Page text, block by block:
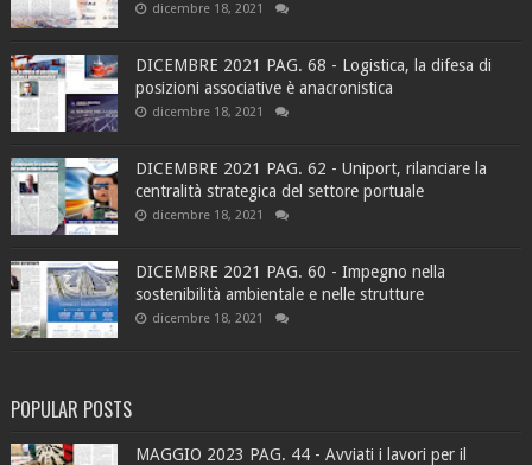
dicembre 18, 2021
DICEMBRE 2021 PAG. 68 - Logistica, la difesa di
posizioni associative è anacronistica
dicembre 18, 2021
DICEMBRE 2021 PAG. 62 - Uniport, rilanciare la
centralità strategica del settore portuale
dicembre 18, 2021
DICEMBRE 2021 PAG. 60 - Impegno nella
sostenibilità ambientale e nelle strutture
dicembre 18, 2021
POPULAR POSTS
MAGGIO 2023 PAG. 44 - Avviati i lavori per il